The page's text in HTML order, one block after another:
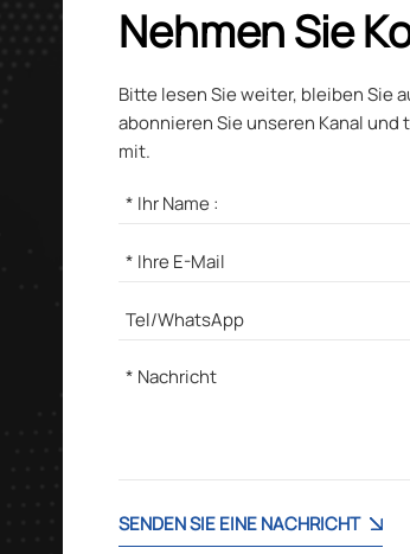
Nehmen Sie
Bitte lesen Sie weiter, bleiben Sie
abonnieren Sie unseren Kanal und
mit.
SENDEN SIE EINE NACHRICHT